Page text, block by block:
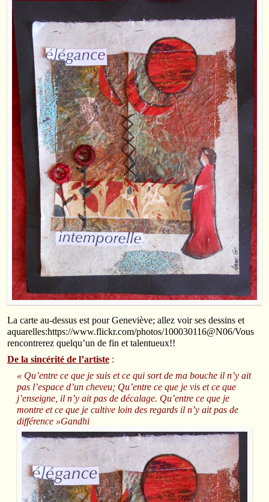
La carte au-dessus est pour Geneviève; allez voir ses dessins et
aquarelles:https://www.flickr.com/photos/100030116@N06/Vous
rencontrerez quelqu’un de fin et talentueux!!
De la sincérité de l’artiste :
« Qu’entre ce que je suis et ce qui sort de ma bouche il n’y ait
pas l’espace d’un cheveu; Qu’entre ce que je vis et ce que
j’enseigne, il n’y ait pas de décalage. Qu’entre ce que je
montre et ce que je cultive loin des regards il n’y ait pas de
différence »Gandhi